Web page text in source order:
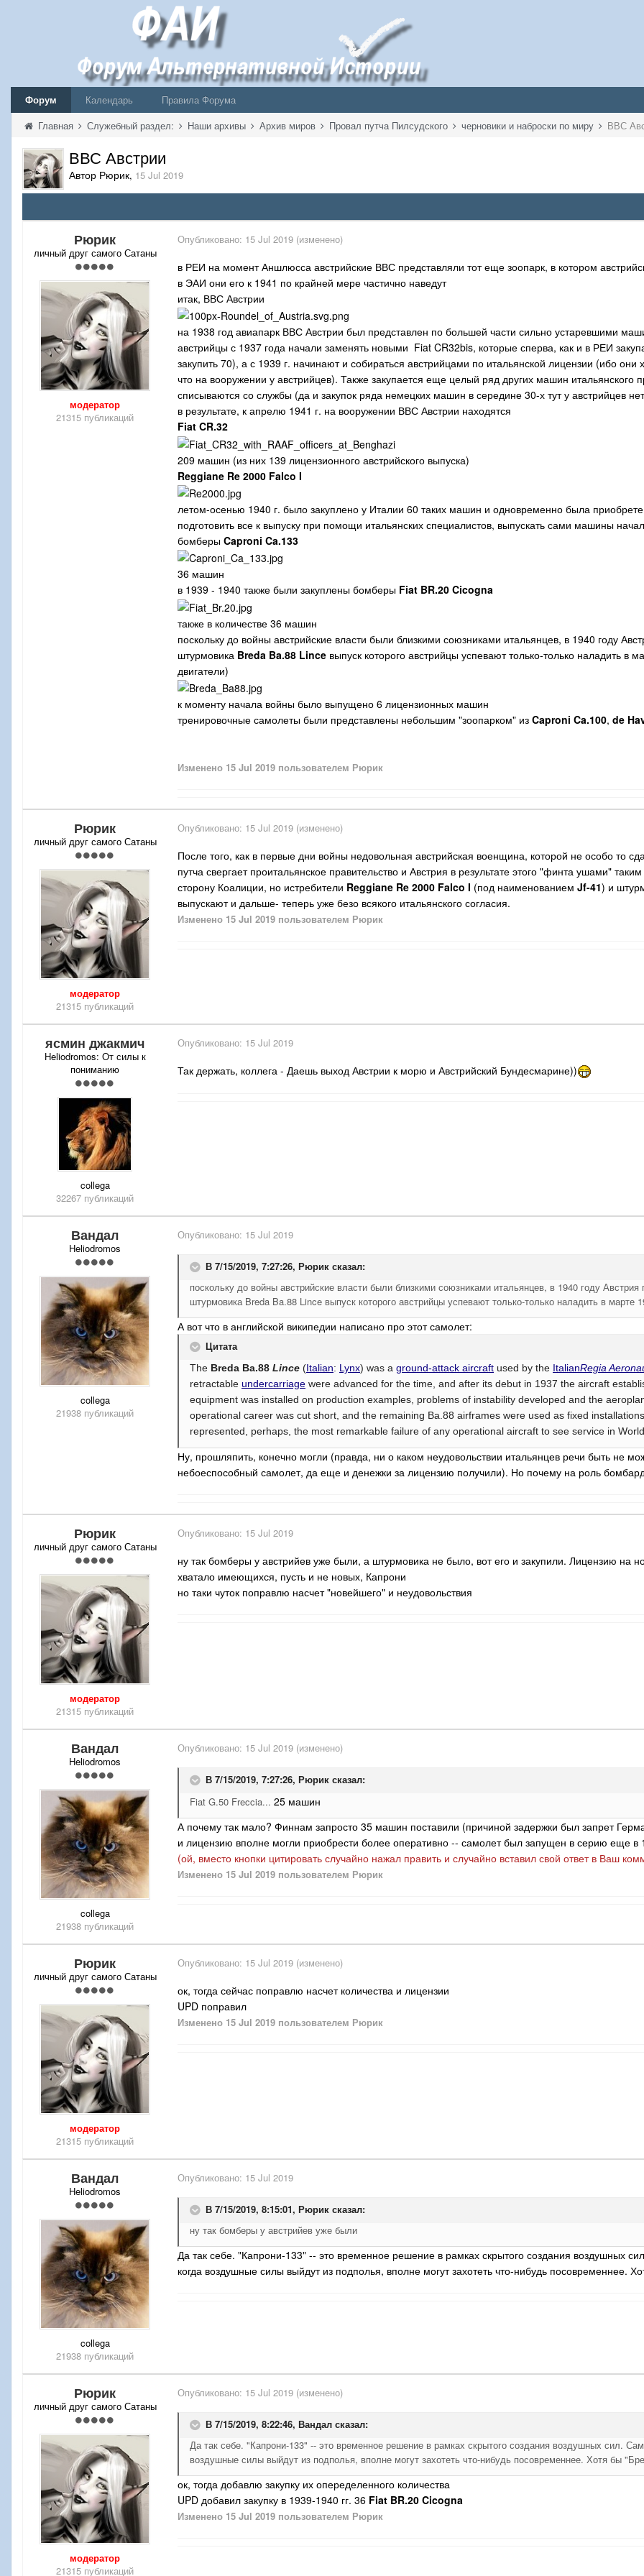
Форум Календарь
Правила Форума
Главная Служебный раздел: Наши архивы Архив миров Провал путча Пилсудского черновики и наброски по миру ВВС
ВВС Австрии
Автор Рюрик, 15 Jul 2019
Рюрик
личный друг самого Сатаны
модератор
21315 публикаций
Опубликовано: 15 Jul 2019 (изменено)
в РЕИ на момент Аншлюсса австрийские ВВС представляли тот еще зоопарк, в котором
в ЭАИ они его к 1941 по крайней мере частично наведут
итак, ВВС Австрии
на 1938 год авиапарк ВВС Австрии был представлен по большей части сильно устаревшими
австрийцы с 1937 года начали заменять новыми Fiat CR32bis, которые сперва, как и в РЕИ
закупить 70), а с 1939 г. начинают и собираться австрийцами по итальянской лицензии (ибо
что на вооружении у австрийцев). Также закупается еще целый ряд других машин итальянского
списываются со службы (да и закупок ряда немецких машин в середине 30-х тут у австрийцев
в результате, к апрелю 1941 г. на вооружении ВВС Австрии находятся
Fiat CR.32
209 машин (из них 139 лицензионного австрийского выпуска)
Reggiane Re 2000 Falco I
летом-осенью 1940 г. было закуплено у Италии 60 таких машин и одновременно была
подготовить все к выпуску при помощи итальянских специалистов, выпускать сами машины
бомберы Caproni Ca.133
36 машин
в 1939 - 1940 также были закуплены бомберы Fiat BR.20 Cicogna
также в количестве 36 машин
поскольку до войны австрийские власти были близкими союзниками итальянцев, в 1940 году
штурмовика Breda Ba.88 Lince выпуск которого австрийцы успевают только-только наладить в
двигатели)
к моменту начала войны было выпущено 6 лицензионных машин
тренировочные самолеты были представлены небольшим "зоопарком" из Caproni Ca.100, de
Изменено 15 Jul 2019 пользователем Рюрик
Рюрик
личный друг самого Сатаны
модератор
21315 публикаций
Опубликовано: 15 Jul 2019 (изменено)
После того, как в первые дни войны недовольная австрийская военщина, которой не особо то
путча свергает проитальянское правительство и Австрия в результате этого "финта ушами"
сторону Коалиции, но истребители Reggiane Re 2000 Falco I (под наименованием Jf-41) и
выпускают и дальше- теперь уже безо всякого итальянского согласия.
Изменено 15 Jul 2019 пользователем Рюрик
ясмин джакмич
Heliodromos: От силы к
пониманию
collega
32267 публикаций
Опубликовано: 15 Jul 2019
Так держать, коллега - Даешь выход Австрии к морю и Австрийский Бундесмарине))
Вандал
Heliodromos
collega
21938 публикаций
Опубликовано: 15 Jul 2019
В 7/15/2019, 7:27:26, Рюрик сказал:
поскольку до войны австрийские власти были близкими союзниками итальянцев, в 1940 году
штурмовика Breda Ba.88 Lince выпуск которого австрийцы успевают только-только наладить в марте
А вот что в английской википедии написано про этот самолет:
Цитата
The Breda Ba.88 Lince (Italian: Lynx) was a ground-attack aircraft used by the ItalianRegia
retractable undercarriage were advanced for the time, and after its debut in 1937 the aircraft
equipment was installed on production examples, problems of instability developed and the
operational career was cut short, and the remaining Ba.88 airframes were used as fixed
represented, perhaps, the most remarkable failure of any operational aircraft to see service in World
Ну, прошляпить, конечно могли (правда, ни о каком неудовольствии итальянцев речи быть не
небоеспособный самолет, да еще и денежки за лицензию получили). Но почему на роль
Рюрик
личный друг самого Сатаны
модератор
21315 публикаций
Опубликовано: 15 Jul 2019
ну так бомберы у австрийев уже были, а штурмовика не было, вот его и закупили. Лицензию на
хватало имеющихся, пусть и не новых, Капрони
но таки чуток поправлю насчет "новейшего" и неудовольствия
Вандал
Heliodromos
collega
21938 публикаций
Опубликовано: 15 Jul 2019 (изменено)
В 7/15/2019, 7:27:26, Рюрик сказал:
Fiat G.50 Freccia... 25 машин
А почему так мало? Финнам запросто 35 машин поставили (причиной задержки был запрет
и лицензию вполне могли приобрести более оперативно -- самолет был запущен в серию еще в
(ой, вместо кнопки цитировать случайно нажал править и случайно вставил свой ответ в Ваш
Изменено 15 Jul 2019 пользователем Рюрик
Рюрик
личный друг самого Сатаны
модератор
21315 публикаций
Опубликовано: 15 Jul 2019 (изменено)
ок, тогда сейчас поправлю насчет количества и лицензии
UPD поправил
Изменено 15 Jul 2019 пользователем Рюрик
Вандал
Heliodromos
collega
21938 публикаций
Опубликовано: 15 Jul 2019
В 7/15/2019, 8:15:01, Рюрик сказал:
ну так бомберы у австрийев уже были
Да так себе. "Капрони-133" -- это временное решение в рамках скрытого создания воздушных
когда воздушные силы выйдут из подполья, вполне могут захотеть что-нибудь посовременнее.
Рюрик
личный друг самого Сатаны
модератор
21315 публикаций
Опубликовано: 15 Jul 2019 (изменено)
В 7/15/2019, 8:22:46, Вандал сказал:
Да так себе. "Капрони-133" -- это временное решение в рамках скрытого создания воздушных сил.
воздушные силы выйдут из подполья, вполне могут захотеть что-нибудь посовременнее. Хотя бы
ок, тогда добавлю закупку их опеределенного количества
UPD добавил закупку в 1939-1940 гг. 36 Fiat BR.20 Cicogna
Изменено 15 Jul 2019 пользователем Рюрик